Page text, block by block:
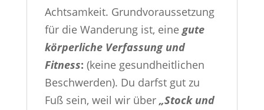
Achtsamkeit. Grundvoraussetzung
für die Wanderung ist, eine gute
körperliche Verfassung und
Fitness: (keine gesundheitlichen
Beschwerden). Du darfst gut zu
Fuß sein, weil wir über „Stock und